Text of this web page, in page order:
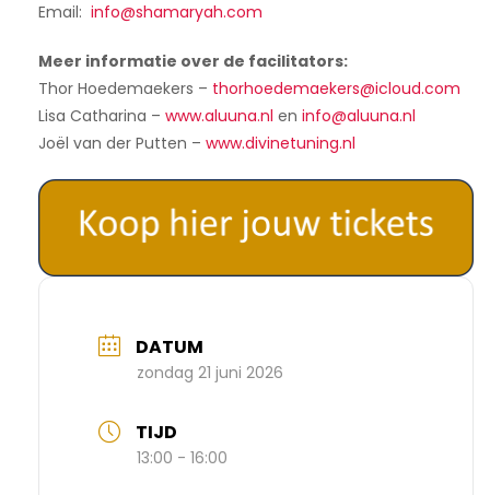
Email: info@shamaryah.com
Meer informatie over de facilitators:
Thor Hoedemaekers – thorhoedemaekers@icloud.com
Lisa Catharina – www.aluuna.nl en info@aluuna.nl
Joël van der Putten – www.divinetuning.nl
DATUM
zondag 21 juni 2026
TIJD
13:00 - 16:00